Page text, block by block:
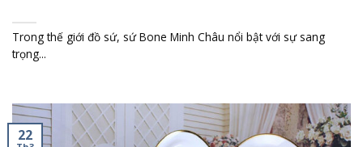
Trong thế giới đồ sứ, sứ Bone Minh Châu nổi bật với sự sang
trọng...
22